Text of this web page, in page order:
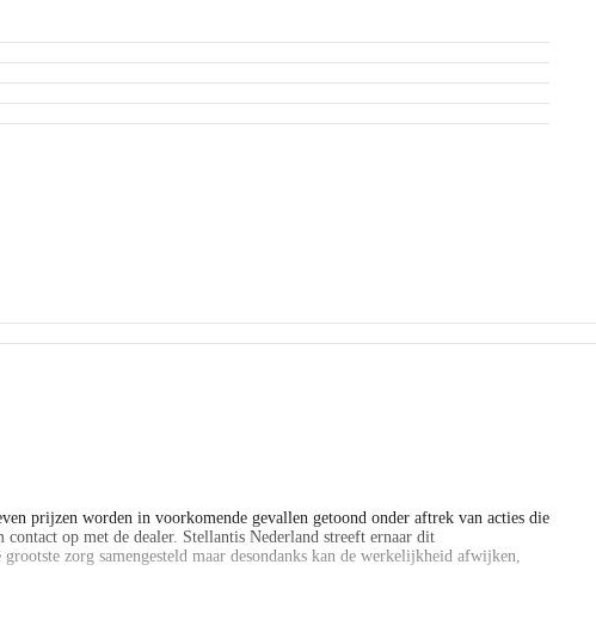
prijzen worden in voorkomende gevallen getoond onder aftrek van acties die
op met de dealer. Stellantis Nederland streeft ernaar dit
zorg samengesteld maar desondanks kan de werkelijkheid afwijken,
prijzen worden in voorkomende gevallen getoond onder aftrek van acties die